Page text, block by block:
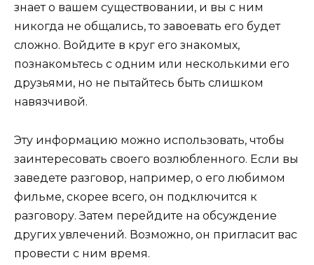
знает о вашем существовании, и вы с ним
никогда не общались, то завоевать его будет
сложно. Войдите в круг его знакомых,
познакомьтесь с одним или несколькими его
друзьями, но не пытайтесь быть слишком
навязчивой.
Эту информацию можно использовать, чтобы
заинтересовать своего возлюбленного. Если вы
заведете разговор, например, о его любимом
фильме, скорее всего, он подключится к
разговору. Затем перейдите на обсуждение
других увлечений. Возможно, он пригласит вас
провести с ним время.